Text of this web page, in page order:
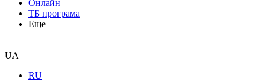
Онлайн
ТБ програма
Еще
UA
RU